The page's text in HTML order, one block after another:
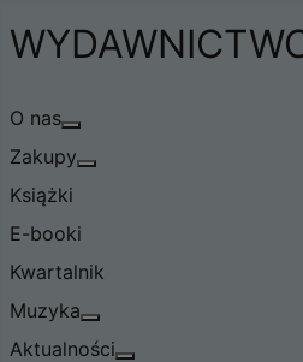
O nas
Zakupy
Książki
E-booki
Kwartalnik
Muzyka
Aktualności